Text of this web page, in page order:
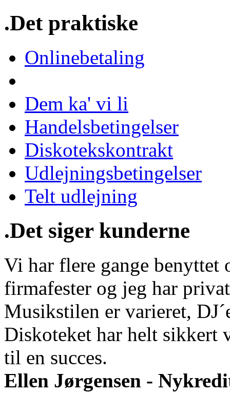
.Det praktiske
Onlinebetaling
Dem ka' vi li
Handelsbetingelser
Diskotekskontrakt
Udlejningsbetingelser
Telt udlejning
.Det siger kunderne
Vi har flere gange benyttet
firmafester og jeg har
Musikstilen er varieret,
Diskoteket har helt sikkert
til en succes.
Ellen Jørgensen -